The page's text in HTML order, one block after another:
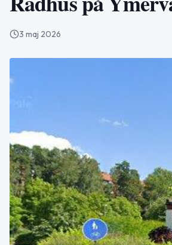
3 maj 2026